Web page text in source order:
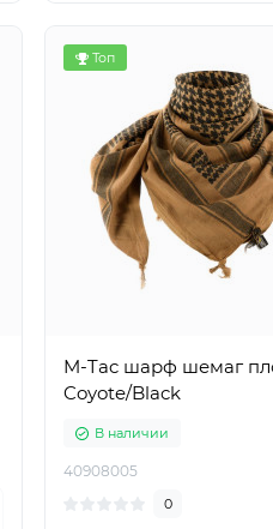
Топ
M-Tac шарф шемаг
Coyote/Black
В наличии
40908005
0